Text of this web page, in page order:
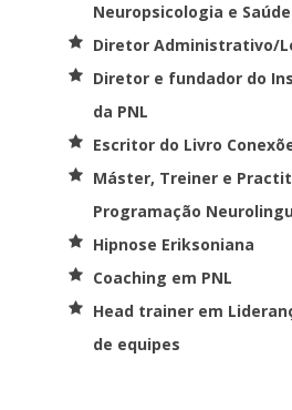
Neuropsicologia e
Diretor Administrativo/
Diretor e fundador do
da PNL
Escritor do Livro
Máster, Treiner e
Programação
Hipnose Eriksoniana
Coaching em PNL
Head trainer em
de equipes